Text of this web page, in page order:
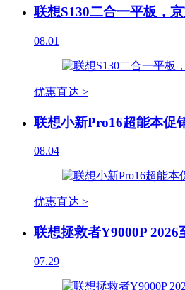
联想S130二合一平板，
08.01
优惠直达 >
联想小新Pro16超能本促
08.04
优惠直达 >
联想拯救者Y9000P 2026
07.29